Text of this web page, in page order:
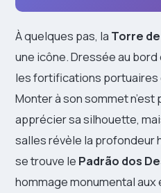
À quelques pas, la Torre
une icône. Dressée au
les fortifications portuaires
Monter à son sommet
apprécier sa silhouette,
salles révèle la profondeur
se trouve le Padrão dos
hommage monumental